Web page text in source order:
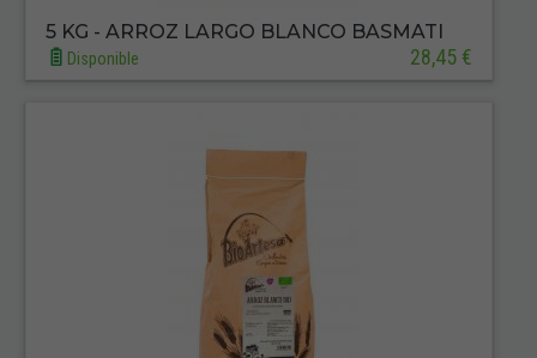
5 KG - ARROZ LARGO BLANCO BASMATI
Disponible 28,45 €